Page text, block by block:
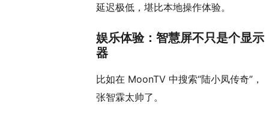
延迟极低，堪比本地操作体验。
娱乐体验：智慧屏不只是个显示
器
比如在 MoonTV 中搜索“陆小凤传奇”，
张智霖太帅了。